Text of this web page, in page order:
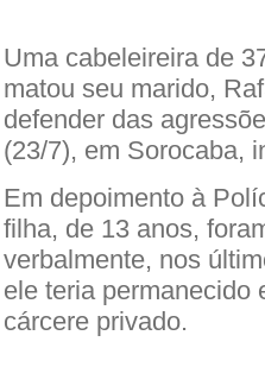
Uma cabeleireira de
matou seu marido,
defender das
(23/7), em Sorocaba,
Em depoimento à
filha, de 13 anos,
verbalmente, nos
ele teria permanecido
cárcere privado.